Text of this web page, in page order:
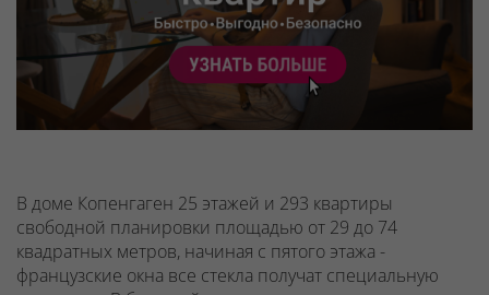
В доме Копенгаген 25 этажей и 293 квартиры
свободной планировки площадью от 29 до 74
квадратных метров, начиная с пятого этажа -
французские окна все стекла получат специальную